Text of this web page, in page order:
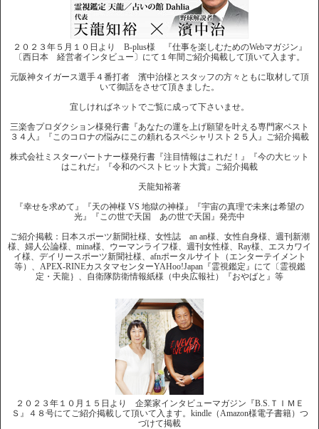
２０２３年５月１０日より B-plus様 『仕事を楽しむためのWebマガジン』
〔西日本 経営者インタビュー〕にて１年間ご紹介掲載して頂いて入ます。
元阪神タイガース選手４番打者 濱中治様とスタッフの方々ともに取材して頂
いて御話をさせて頂きました。
宜しければネットでご覧に成って下さいませ。
三楽舎プロダクション様発行書『あなたの運を上げ願望を叶える専門家ベスト
３４人』『このコロナの悩みにこの頼れるスペシャリスト２５人』ご紹介掲載
株式会社ミスターパートナー様発行書『注目情報はこれだ！』『今の大ヒット
はこれだ』『令和のベストヒット大賞』ご紹介掲載
天龍知裕著
『幸せを求めて』『天の神様 VS 地獄の神様』『宇宙の真理で未来は希望の
光』『この世で天国 あの世で天国』発売中
ご紹介掲載：日本スポーツ新聞社様、女性誌 an an様、女性自身様、週刊新潮
様、婦人公論様、mina様、ウーマンライフ様、週刊女性様、Ray様、エスカワイ
イ様、デイリースポーツ新聞社様、afnポータルサイト（エンターテイメント
等）、APEX-RINEカスタマセンターYAHoo!Japan『霊視鑑定』にて〔霊視鑑
定・天龍｝、自衛隊防衛情報紙様（中央広報社）『おやばと』等
２０２３年１０月１５日より 企業家インタビューマガジン『B.S.ＴＩＭＥ
Ｓ』４８号にてご紹介掲載して頂いて入ます。kindle（Amazon様電子書籍）つ
づけて掲載